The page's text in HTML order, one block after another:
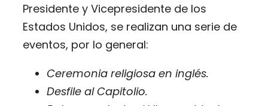
Presidente y Vicepresidente de los
Estados Unidos, se realizan una serie de
eventos, por lo general:
Ceremonia religiosa en inglés.
Desfile al Capitolio.